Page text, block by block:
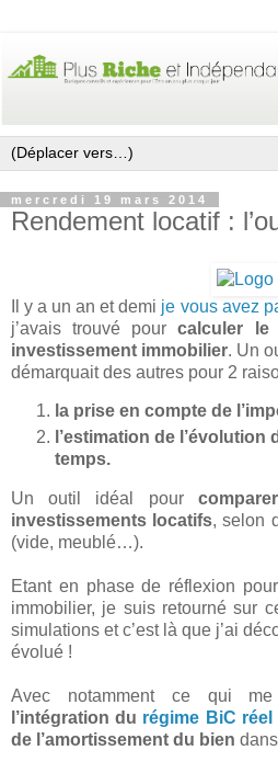
mercredi 19 mars 2014
Rendement locatif :
Il y a un an et demi je vous avez
j’avais trouvé pourcalculer le
investissement immobilier. Un
démarquait des autres pour 2
la prise en compte de
l’estimation de
temps.
Un outil idéal pour
investissements locatifs, selon
(vide, meublé…).
Etant en phase de réflexion
immobilier, je suis retourné sur
simulations et c’est là que j’ai
évolué !
Avec notamment ce qui me
l’intégration du régime BiC réel
de l’amortissement du bien